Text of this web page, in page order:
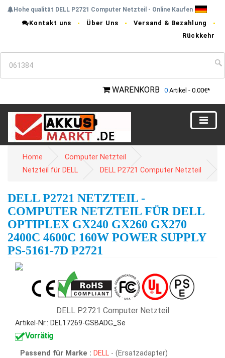
Hohe qualität DELL P2721 Computer Netzteil - Online Kaufen
Kontakt uns Über Uns
Versand & Bezahlung
Rückkehr
WARENKORB 0 Artikel - 0.00€*
Home
Computer Netzteil
Netzteil für DELL
DELL P2721 Computer Netzteil
DELL P2721 NETZTEIL -
COMPUTER NETZTEIL FÜR DELL
OPTIPLEX GX240 GX260 GX270
2400C 4600C 160W POWER SUPPLY
PS-5161-7D P2721
DELL P2721 Computer Netzteil
Artikel-Nr.: DEL17269-GSBADG_Se
Vorrätig
Passend für Marke : DELL - (Ersatzadapter)